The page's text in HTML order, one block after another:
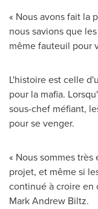
« Nous avons fait la
nous savions que
même fauteuil pour
L'histoire est celle
pour la mafia.
sous-chef méfiant,
pour se venger.
« Nous sommes
projet, et même si
continué à croire en
Mark Andrew Biltz.